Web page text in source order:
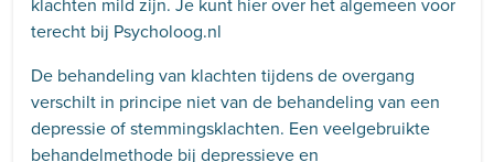
terecht bij Psycholoog.nl
De behandeling van klachten tijdens de overgang
verschilt in principe niet van de behandeling van een
depressie of stemmingsklachten. Een veelgebruikte
behandelmethode bij depressieve en